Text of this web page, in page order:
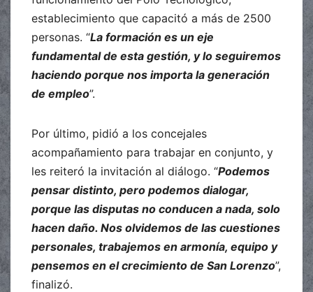
establecimiento que capacitó a más de 2500
personas. “La formación es un eje
fundamental de esta gestión, y lo seguiremos
haciendo porque nos importa la generación
de empleo”.
Por último, pidió a los concejales
acompañamiento para trabajar en conjunto, y
les reiteró la invitación al diálogo. “Podemos
pensar distinto, pero podemos dialogar,
porque las disputas no conducen a nada, solo
hacen daño. Nos olvidemos de las cuestiones
personales, trabajemos en armonía, equipo y
pensemos en el crecimiento de San Lorenzo”,
finalizó.